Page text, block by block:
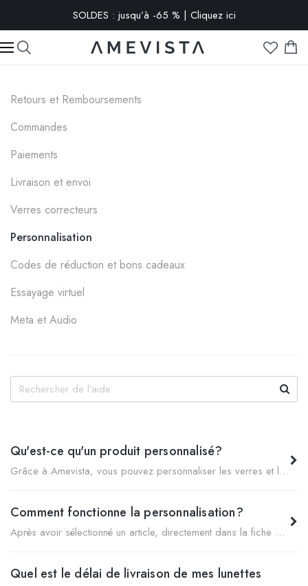
SOLDES : jusqu’à -65 % | Cliquez ici
-10% extra sur toutes les lunettes avec verres correcteurs | Code
: VISION10
Retours et Remboursements
Commandes
Paiements
Livraison et envoi
Verres correcteurs
Personnalisation
Codes de réduction et bons cadeaux
Essayage virtuel
Meta et Audio
Qu'est-ce qu'un produit personnalisé?
Grâce à Amevista, vous pouvez personnaliser les verres et les montures de vos lunettes de soleil. Pour vérifier quels sont les modèles personnalisables, vous devez accéder au catalogue du site et appliquer le filtre «Produit personnalisable».
Comment fonctionne la personnalisation?
Après avoir sélectionné un article, directement dans la fiche produit, vous pouvez personnaliser vos lunettes en quelques clics: Choisissez le type de verres (Couleur unique, Nuancés, Bicolores...) Choisissez la couleur des verres Réglez l'intensité de la couleur (clair 30%, moyen 50%, foncé 70%) Trouvez la monture idéale
Quel est le délai de livraison de mes lunettes